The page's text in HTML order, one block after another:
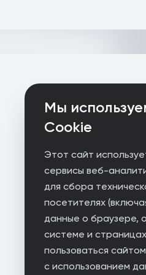
Мы
Cookie
Этот сайт
сервисы веб-
для сбора
посетителях
данные о браузере,
системе и
пользоваться
с использованием